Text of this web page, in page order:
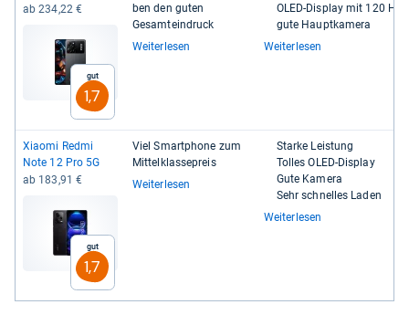
ab 234,22 €
Gut
1,7
ben den guten
Gesamtein­druck
Weiterlesen
OLED-​​Dis­play mit 120 Hz
gute Haupt­ka­mera
Weiterlesen
Xiaomi Redmi
Note 12 Pro 5G
ab 183,91 €
Gut
1,7
Viel Smart­phone zum
Mit­tel­klas­se­preis
Weiterlesen
Starke Leis­tung
Tol­les OLED-​Dis­play
Gute Kamera
Sehr schnel­les Laden
Weiterlesen